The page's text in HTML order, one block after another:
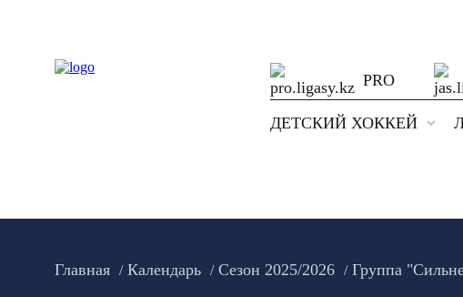
PRO
ДЕТСКИЙ ХОККЕЙ
Главная Календарь Сезон 2025/2026 Группа